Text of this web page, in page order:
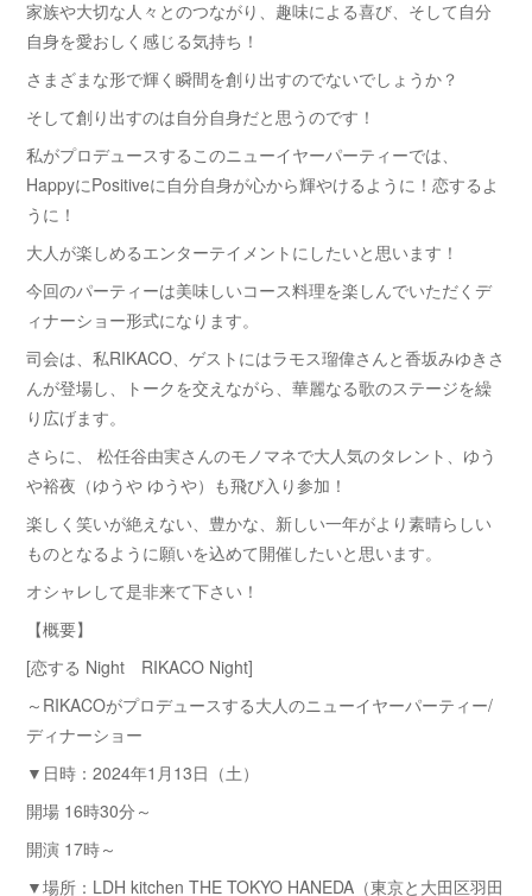
家族や大切な人々とのつながり、趣味による喜び、そして自分
自身を愛おしく感じる気持ち！
さまざまな形で輝く瞬間を創り出すのでないでしょうか？
そして創り出すのは自分自身だと思うのです！
私がプロデュースするこのニューイヤーパーティーでは、
HappyにPositiveに自分自身が心から輝やけるように！恋するよ
うに！
大人が楽しめるエンターテイメントにしたいと思います！
今回のパーティーは美味しいコース料理を楽しんでいただくデ
ィナーショー形式になります。
司会は、私RIKACO、ゲストにはラモス瑠偉さんと香坂みゆきさ
んが登場し、トークを交えながら、華麗なる歌のステージを繰
り広げます。
さらに、 松任谷由実さんのモノマネで大人気のタレント、ゆう
や裕夜（ゆうや ゆうや）も飛び入り参加！
楽しく笑いが絶えない、豊かな、新しい一年がより素晴らしい
ものとなるように願いを込めて開催したいと思います。
オシャレして是非来て下さい！
【概要】
[恋する Night RIKACO Night]
～RIKACOがプロデュースする大人のニューイヤーパーティー/
ディナーショー
▼日時：2024年1月13日（土）
開場 16時30分～
開演 17時～
▼場所：LDH kitchen THE TOKYO HANEDA（東京と大田区羽田